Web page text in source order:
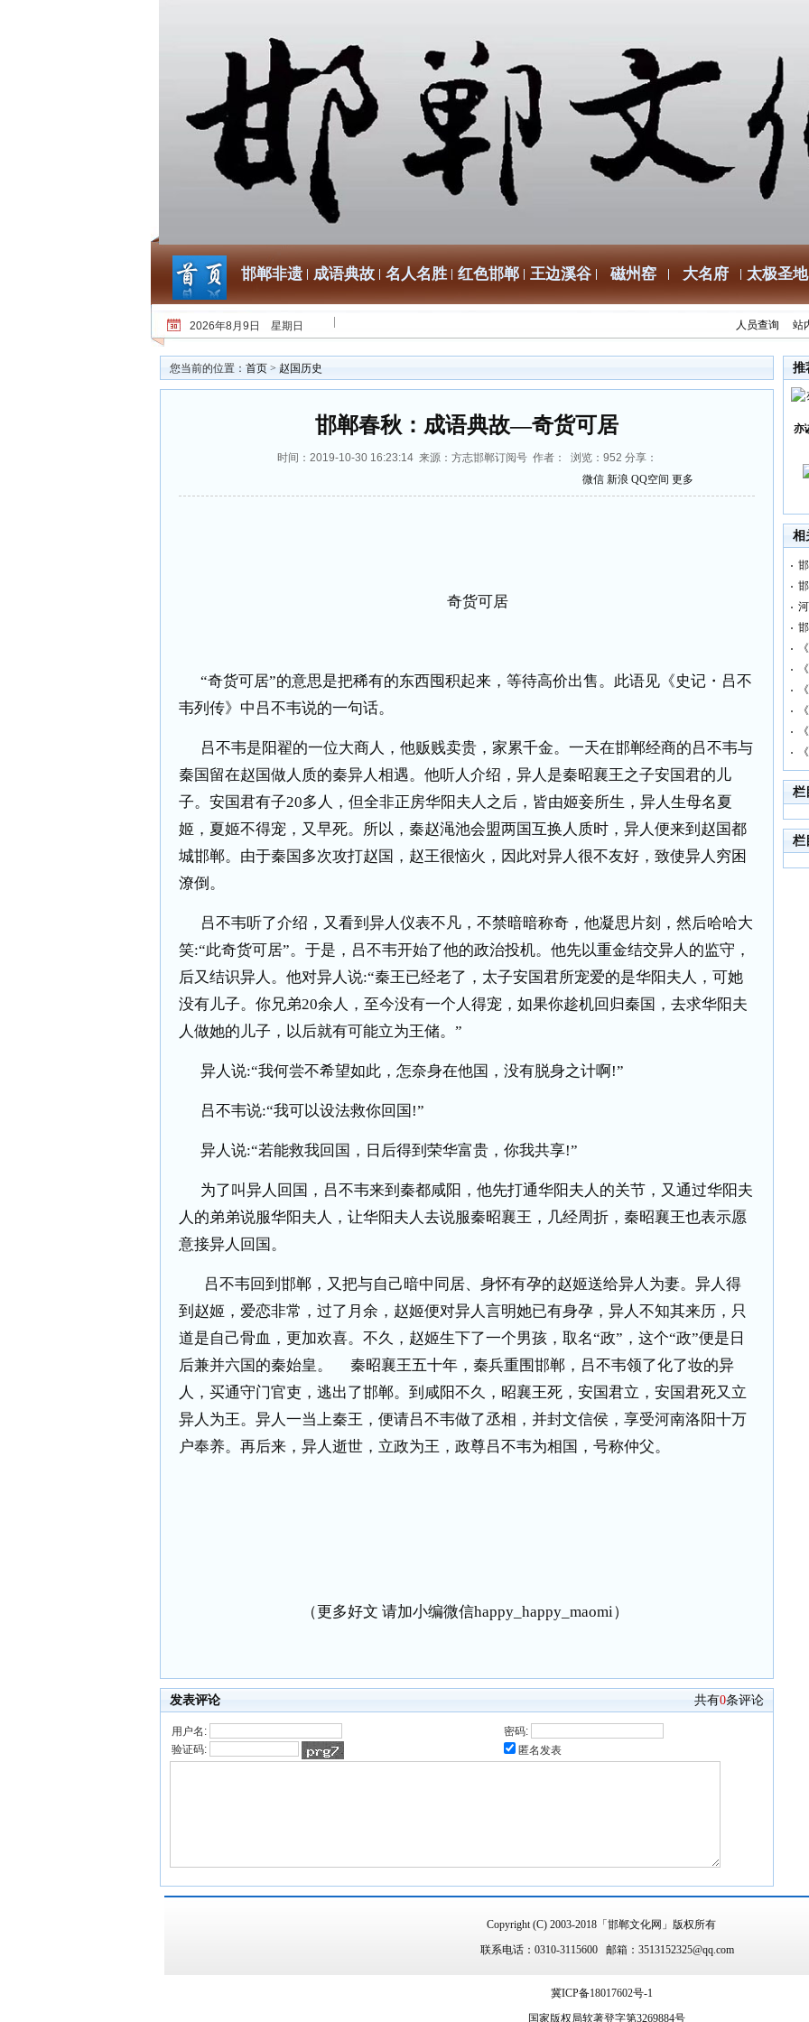
邯郸非遗 成语典故 名人名胜 红色邯郸 王边溪谷 磁州窑 大名府 太极圣地
2026年8月9日 星期日 人员查询 站
您当前的位置： 首页 > 赵国历史
邯郸春秋：成语典故—奇货可居
时间：2019-10-30 16:23:14 来源：方志邯郸订阅号 作者： 浏览： 952 分享：
微信 新浪 QQ空间 更多
奇货可居
“奇货可居”的意思是把稀有的东西囤积起来，等待高价出售。此语见《史记 ・ 吕不
韦列传》中吕不韦说的一句话。
吕不韦是阳翟的一位大商人，他贩贱卖贵，家累千金。一天在邯郸经商的吕不韦与
秦国留在赵国做人质的秦异人相遇。他听人介绍，异人是秦昭襄王之子安国君的儿
子。安国君有子20多人，但全非正房华阳夫人之后，皆由姬妾所生，异人生母名夏
姬，夏姬不得宠，又早死。所以，秦赵渑池会盟两国互换人质时，异人便来到赵国都
城邯郸。由于秦国多次攻打赵国，赵王很恼火，因此对异人很不友好，致使异人穷困
潦倒。
吕不韦听了介绍，又看到异人仪表不凡，不禁暗暗称奇，他凝思片刻，然后哈哈大
笑:“此奇货可居”。于是，吕不韦开始了他的政治投机。他先以重金结交异人的监守，
后又结识异人。他对异人说:“秦王已经老了，太子安国君所宠爱的是华阳夫人，可她
没有儿子。你兄弟20余人，至今没有一个人得宠，如果你趁机回归秦国，去求华阳夫
人做她的儿子，以后就有可能立为王储。”
异人说:“我何尝不希望如此，怎奈身在他国，没有脱身之计啊!”
吕不韦说:“我可以设法救你回国 !”
异人说:“若能救我回国，日后得到荣华富贵，你我共享!”
为了叫异人回国，吕不韦来到秦都咸阳，他先打通华阳夫人的关节，又通过华阳夫
人的弟弟说服华阳夫人，让华阳夫人去说服秦昭襄王，几经周折，秦昭襄王也表示愿
意接异人回国。
吕不韦回到邯郸，又把与自己暗中同居、身怀有孕的赵姬送给异人为妻。异人得
到赵姬，爱恋非常，过了月余，赵姬便对异人言明她已有身孕，异人不知其来历，只
道是自己骨血，更加欢喜。不久，赵姬生下了一个男孩，取名“政”，这个“政”便是日
后兼并六国的秦始皇。
秦昭襄王五十年，秦兵重围邯郸，吕不韦领了化了妆的异
人，买通守门官吏，逃出了邯郸。到咸阳不久，昭襄王死，安国君立，安国君死又立
异人为王。异人一当上秦王，便请吕不韦做了丞相，并封文信侯，享受河南洛阳十万
户奉养。再后来，异人逝世，立政为王，政尊吕不韦为相国，号称仲父。
（更多好文 请加小编微信happy_happy_maomi）
发表评论 共有0条评论
用户名:
密码:
验证码:
匿名发表
推
亦
相
栏
栏
Copyright (C) 2003-2018「邯郸文化网」版权所有
联系电话：0310-3115600 邮箱：3513152325@qq.com
冀ICP备18017602号-1
国家版权局软著登字第3269884号